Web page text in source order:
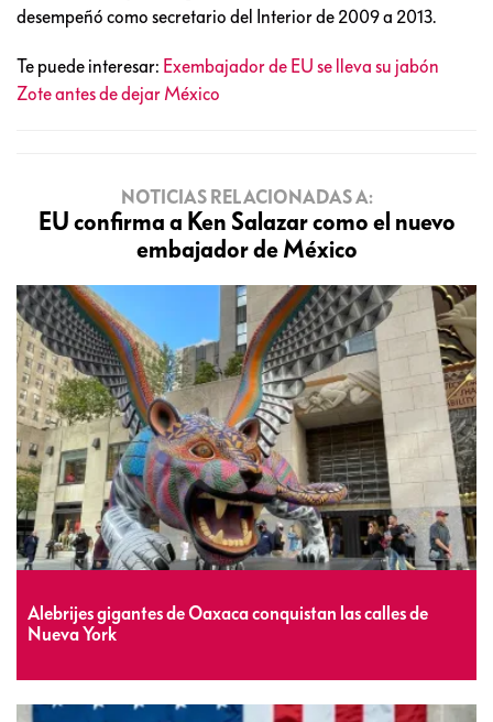
desempeñó como secretario del Interior de 2009 a 2013.
Te puede interesar: Exembajador de EU se lleva su jabón
Zote antes de dejar México
NOTICIAS RELACIONADAS A:
EU confirma a Ken Salazar como el nuevo
embajador de México
Alebrijes gigantes de Oaxaca conquistan las calles de
Nueva York